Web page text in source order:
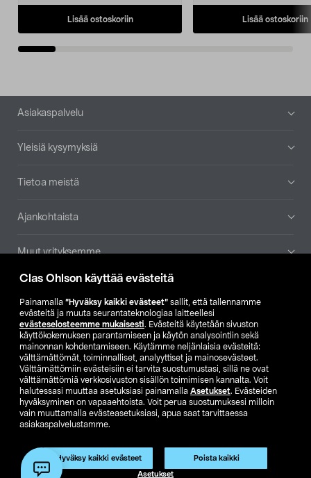
Clas Ohlson käyttää evästeitä
Painamalla ”Hyväksy kaikki evästeet” sallit, että tallennamme
evästeitä ja muuta seurantateknologiaa laitteellesi
evästeselosteemme mukaisesti. Evästeitä käytetään sivuston
käyttökokemuksen parantamiseen ja käytön analysointiin sekä
mainonnan kohdentamiseen. Käytämme neljänlaisia evästeitä:
välttämättömät, toiminnalliset, analyyttiset ja mainosevästeet.
Välttämättömiin evästeisiin ei tarvita suostumustasi, sillä ne ovat
välttämättömiä verkkosivuston sisällön toimimisen kannalta. Voit
halutessasi muuttaa asetuksiasi painamalla Asetukset. Evästeiden
hyväksyminen on vapaaehtoista. Voit perua suostumuksesi milloin
vain muuttamalla evästeasetuksiasi, apua saat tarvittaessa
asiakaspalvelustamme.
Hyväksy kaikki evästeet Poista kaikki
Asetukset
Tuote on poistunut
Tuotenro:59-1038-275
Lisää ostoskoriin Lisää ostoskoriin
Alatunniste
Asiakaspalvelu
Yleisiä kysymyksiä
Tietoa meistä
Ajankohtaista
Muut yrityksemme
Etsi myymälä
SE NO FI
FI SV
Näytä hinnat ilman ALV:a